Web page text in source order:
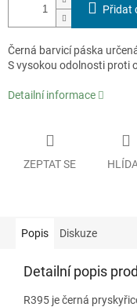
Přidat
Černá barvicí páska
S vysokou odolnosti proti
Detailní informace
ZEPTAT SE
Popis Diskuze
Detailní popis
R395 je černá